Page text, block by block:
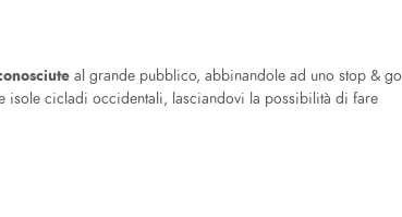
al grande pubblico, abbinandole ad uno stop & go
isole cicladi occidentali, lasciandovi la possibilità di fare